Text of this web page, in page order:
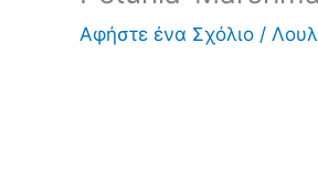
Αφήστε ένα Σχόλιο /